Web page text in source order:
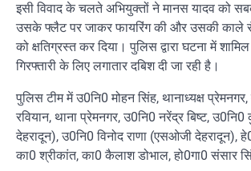
इसी विवाद के चलते अभियुक्तों ने मानस यादव को
उसके फ्लैट पर जाकर फायरिंग की और उसकी काले रंग
को क्षतिग्रस्त कर दिया। पुलिस द्वारा घटना में
गिरफ्तारी के लिए लगातार दबिश दी जा रही है।
पुलिस टीम में उ0नि0 मोहन सिंह, थानाध्यक्ष
रवियान, थाना प्रेमनगर, उ0नि0 नरेंद्र बिष्ट,
देहरादून), उ0नि0 विनोद राणा (एसओजी देहरादून),
का0 श्रीकांत, का0 कैलाश डोभाल, हो0गा0 संसार